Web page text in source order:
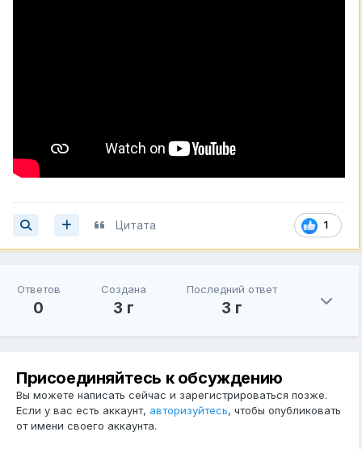
1
Цитата
Ответов
0
Создана
3 г
Последний ответ
3 г
Присоединяйтесь к обсуждению
Вы можете написать сейчас и зарегистрироваться позже.
Если у вас есть аккаунт, авторизуйтесь, чтобы опубликовать
от имени своего аккаунта.